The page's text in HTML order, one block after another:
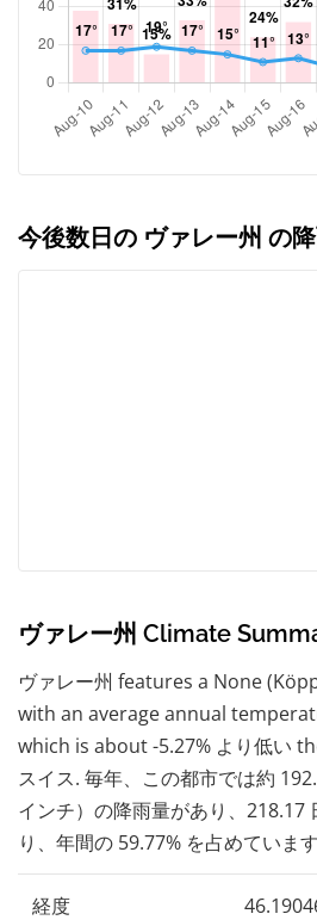
今後数日の ヴァレー州 の
ヴァレー州 Climate
ヴァレー州 features a None
with an average annual
which is about -5.27% より低い
スイス. 毎年、この都市では約
インチ）の降雨量があり、218.17
り、年間の 59.77% を占めています
経度